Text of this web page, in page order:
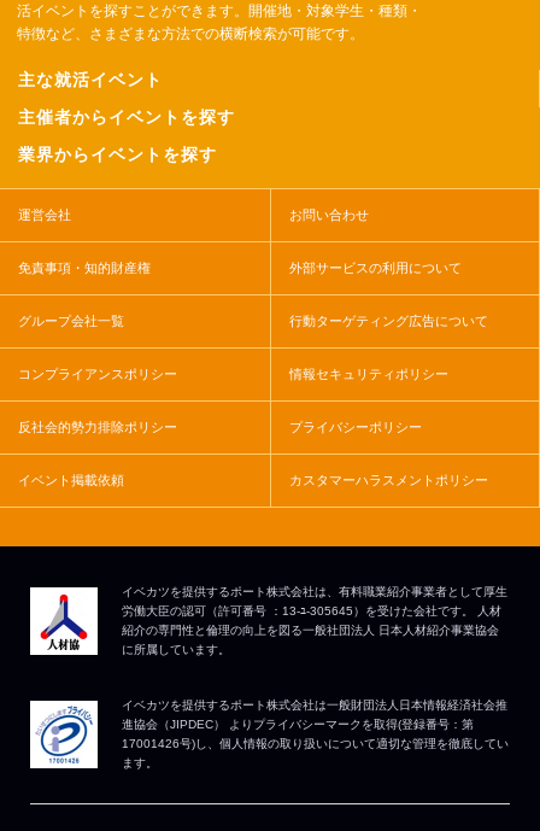
活イベントを探すことができます。開催地・対象学生・種類・
特徴など、さまざまな方法での横断検索が可能です。
主な就活イベント
主催者からイベントを探す
業界からイベントを探す
運営会社 お問い合わせ
免責事項・知的財産権 外部サービスの利用について
グループ会社一覧 行動ターゲティング広告について
コンプライアンスポリシー 情報セキュリティポリシー
反社会的勢力排除ポリシー プライバシーポリシー
イベント掲載依頼 カスタマーハラスメントポリシー